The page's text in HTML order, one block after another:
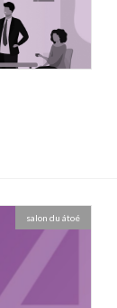
salon du átoé